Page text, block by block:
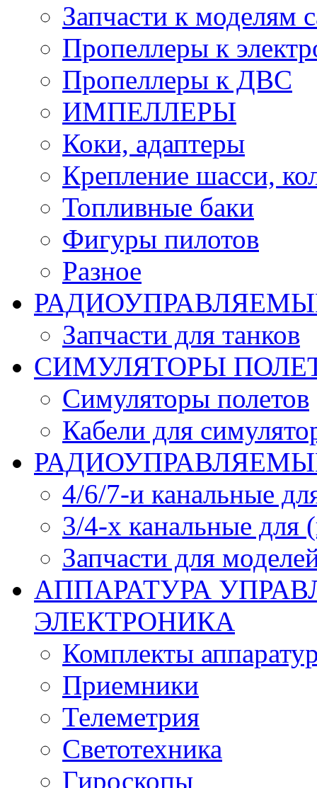
Запчасти к моделям
Пропеллеры к
Пропеллеры к ДВС
ИМПЕЛЛЕРЫ
Коки, адаптеры
Крепление шасси,
Топливные баки
Фигуры пилотов
Разное
Запчасти для танков
СИМУЛЯТОРЫ
Симуляторы полетов
Кабели для
4/6/7-и канальные
3/4-х канальные
Запчасти для
АППАРАТУРА
ЭЛЕКТРОНИКА
Комплекты
Приемники
Телеметрия
Светотехника
Гироскопы